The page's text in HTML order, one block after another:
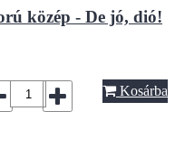
közép - De jó, dió!
Kosárba